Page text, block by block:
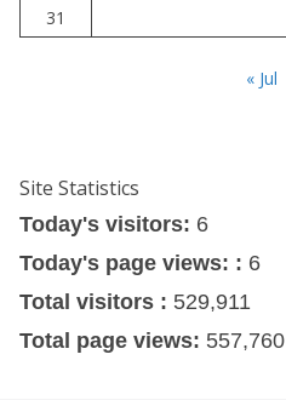
31
« Jul
Site Statistics
Today's visitors: 6
Today's page views: : 6
Total visitors : 529,911
Total page views: 557,760